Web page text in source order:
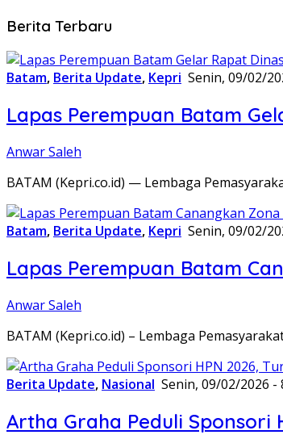
Berita Terbaru
Batam, Berita Update, Kepri Senin, 09/02/
Lapas Perempuan Batam
Anwar Saleh
BATAM (Kepri.co.id) — Lembaga
Batam, Berita Update, Kepri Senin, 09/02/
Lapas Perempuan Batam
Anwar Saleh
BATAM (Kepri.co.id) – Lembaga
Berita Update, Nasional Senin, 09/02/2026 -
Artha Graha Peduli Sponsori